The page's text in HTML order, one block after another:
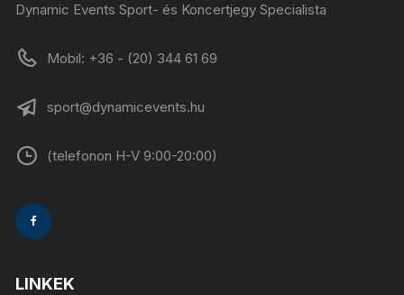
Dynamic Events Sport- és Koncertjegy Specialista
Mobil: +36 - (20) 344 61 69
sport@dynamicevents.hu
(telefonon H-V 9:00-20:00)
LINKEK